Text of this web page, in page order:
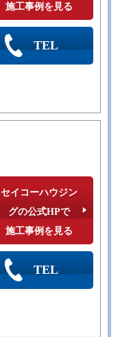
施工事例を見る
TEL
セイコーハウジン
グの公式HPで
施工事例を見る
TEL